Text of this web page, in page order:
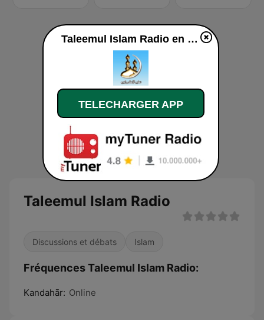
Taleemul Islam Radio
Discussions et débats Islam
Fréquences Taleemul Islam Radio:
Kandahār: Online
Taleemul Islam Radio en ligne
TELECHARGER APP